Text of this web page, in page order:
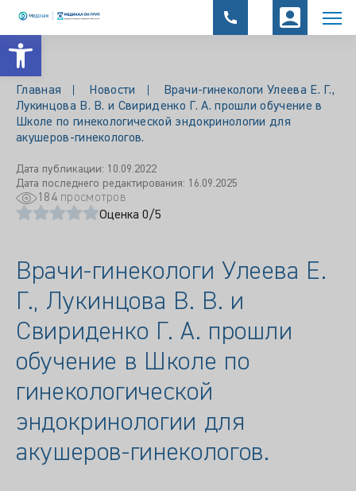
Открыть панель инструментов
Главная Новости
Врачи-гинекологи Улеева Е. Г.,
Лукинцова В. В. и Свириденко Г. А. прошли обучение в
Школе по гинекологической эндокринологии для
акушеров-гинекологов.
Дата публикации: 10.09.2022
Дата последнего редактирования: 16.09.2025
184просмотров
Оценка 0/5
Врачи-гинекологи Улеева Е.
Г., Лукинцова В. В. и
Свириденко Г. А. прошли
обучение в Школе по
гинекологической
эндокринологии для
акушеров-гинекологов.